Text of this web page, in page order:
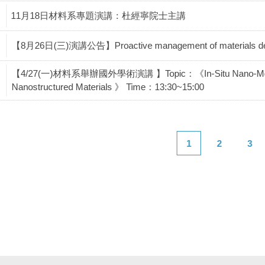
11月18日材料系專題演講：杜經寧院士主講
【8月26日(三)演講公告】Proactive management of materials
【4/27(一)材料系舉辦國外學術演講 】Topic：《In-Situ Nano-
Nanostructured Materials 》 Time：13:30~15:00
1 2 3